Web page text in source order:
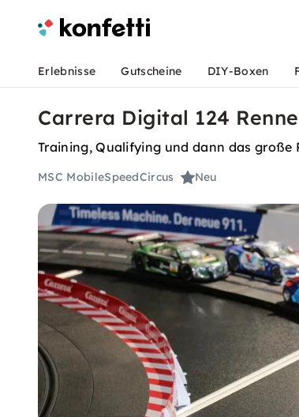
Erlebnisse Gutscheine DIY-Boxen
Carrera Digital 124
Training, Qualifying und dann das große
MSC MobileSpeedCircus Neu